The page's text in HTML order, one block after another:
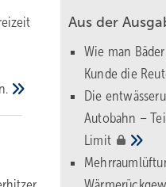
Aus der
Wie man
Kunde die
Die
Autobahn –
Limit